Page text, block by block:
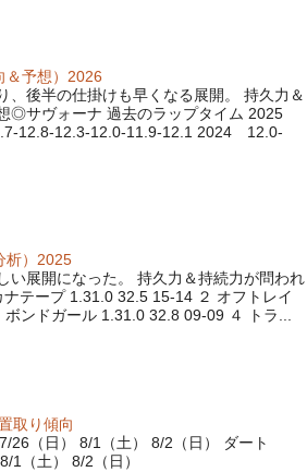
＆予想）2026
、後半の仕掛けも早くなる展開。 持久力＆
◎サヴォーナ 過去のラップタイム 2025
12.8-12.3-12.0-11.9-12.1 2024 12.0-
析）2025
い展開になった。 持久力＆持続力が問われ
テープ 1.31.0 32.5 15-14 ２ オフトレイ
ンドガール 1.31.0 32.8 09-09 ４ トラ...
取り傾向
26（日） 8/1（土） 8/2（日） ダート
1（土） 8/2（日）